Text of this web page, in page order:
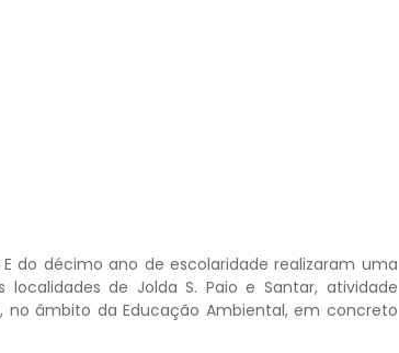
do décimo ano de escolaridade realizaram uma
de Jolda S. Paio e Santar, atividade
no âmbito da Educação Ambiental, em concreto